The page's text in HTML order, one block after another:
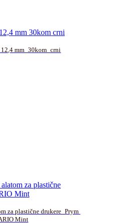
mm_30kom_crni
za plastične drukere_Prym
Mint